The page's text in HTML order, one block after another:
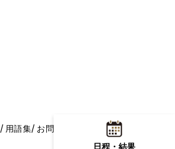
用語集 お問い合わせ
日程・結果